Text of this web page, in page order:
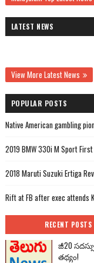
LATEST NEWS
View More Latest News
POPULAR POSTS
Native American gambling
2019 BMW 330i M Sport
2018 Maruti Suzuki Ertiga
Rift at FB after exec attends
RECENT POSTS
జీ20
తథ్యం!